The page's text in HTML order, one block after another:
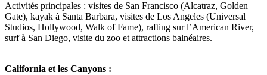
Activités principales : visites de San Francisco (Alcatraz, Golden
Gate), kayak à Santa Barbara, visites de Los Angeles (Universal
Studios, Hollywood, Walk of Fame), rafting sur l’American River,
surf à San Diego, visite du zoo et attractions balnéaires.
California et les Canyons :